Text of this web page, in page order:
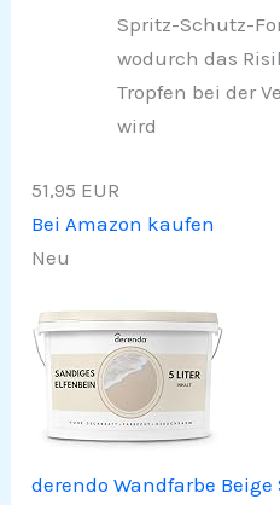
Spritz-Schutz-
wodurch das
Tropfen bei der
wird
51,95 EUR
Bei Amazon kaufen
Neu
derendo Wandfarbe